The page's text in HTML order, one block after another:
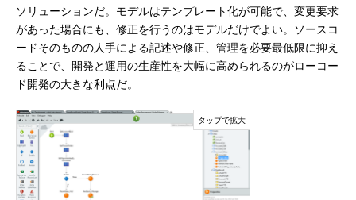
ソリューションだ。モデルはテンプレート化が可能で、変更要求
があった場合にも、修正を行うのはモデルだけでよい。ソースコ
ードそのものの人手による記述や修正、管理を必要最低限に抑え
ることで、開発と運用の生産性を大幅に高められるのがローコー
ド開発の大きな利点だ。